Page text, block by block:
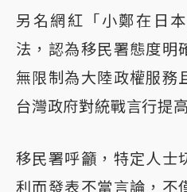
另名網紅「小鄭在日
法，認為移民署態度明
無限制為大陸政權服務
台灣政府對統戰言行提
移民署呼籲，特定人士
利而發表不當言論，不